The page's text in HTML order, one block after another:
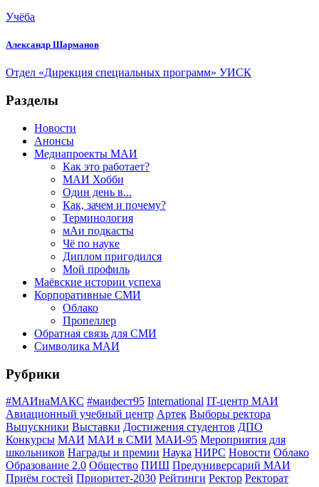
Учёба
Александр Шарманов
Отдел «Дирекция специальных программ» УИСК
Разделы
Новости
Анонсы
Медиапроекты МАИ
Как это работает?
МАИ Хобби
Один день в...
Как, зачем и почему?
Терминология
мАи подкасты
Чё по науке
Диплом пригодился
Мой профиль
Маёвские истории успеха
Корпоративные СМИ
Облако
Пропеллер
Обратная связь для СМИ
Символика МАИ
Рубрики
#МАИнаМАКС #маифест95 International IT-центр МАИ
Авиационный учебный центр Артек Выборы ректора
Выпускники Выставки Достижения студентов ДПО
Конкурсы МАИ МАИ в СМИ МАИ-95 Мероприятия для
школьников Награды и премии Наука НИРС Новости Облако
Образование 2.0 Общество ПИШ Предуниверсарий МАИ
Приём гостей Приоритет-2030 Рейтинги Ректор Ректорат